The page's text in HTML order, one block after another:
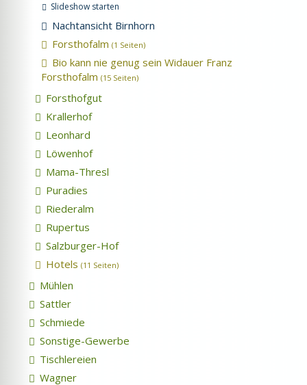
Slideshow starten
Nachtansicht Birnhorn
Forsthofalm (1 Seiten)
Bio kann nie genug sein Widauer Franz
Forsthofalm (15 Seiten)
Forsthofgut
Krallerhof
Leonhard
Löwenhof
Mama-Thresl
Puradies
Riederalm
Rupertus
Salzburger-Hof
Hotels (11 Seiten)
Mühlen
Sattler
Schmiede
Sonstige-Gewerbe
Tischlereien
Wagner